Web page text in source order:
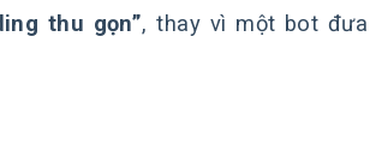
thu gọn”, thay vì một bot